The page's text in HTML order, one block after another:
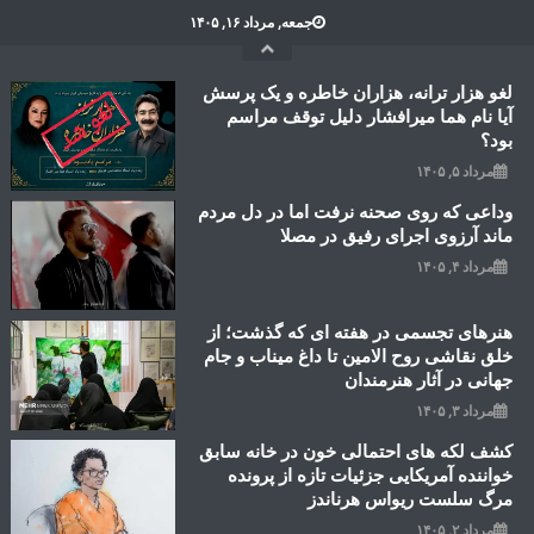
جمعه, مرداد ۱۶, ۱۴۰۵
لغو هزار ترانه، هزاران خاطره و یک پرسش
آیا نام هما میرافشار دلیل توقف مراسم
بود؟
مرداد ۵, ۱۴۰۵
وداعی که روی صحنه نرفت اما در دل مردم
ماند آرزوی اجرای رفیق در مصلا
مرداد ۴, ۱۴۰۵
هنرهای تجسمی در هفته ای که گذشت؛ از
خلق نقاشی روح الامین تا داغ میناب و جام
جهانی در آثار هنرمندان
مرداد ۳, ۱۴۰۵
کشف لکه های احتمالی خون در خانه سابق
خواننده آمریکایی جزئیات تازه از پرونده
مرگ سلست ریواس هرناندز